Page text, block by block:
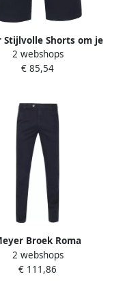
Stijlvolle Shorts om je
aan te vullen Blue
Heren
2 webshops
€ 85,54
Broek Roma
Donkerblauw
2 webshops
€ 111,86